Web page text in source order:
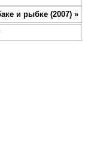
и рыбке (2007) »